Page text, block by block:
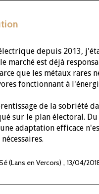
depuis 2013,
marché est déjà
que les métaux
fonctionnant à
de la sobriété
sur le plan électoral.
adaptation efficace
(Lans en Vercors) , 13/04/